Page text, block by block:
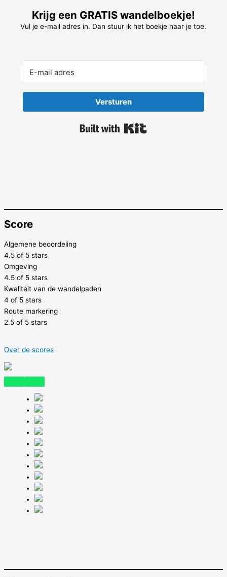
Krijg een GRATIS wandelboekje!
Vul je e-mail adres in. Dan stuur ik het boekje naar je toe.
Versturen
Score
Algemene beoordeling
4.5 of 5 stars
Omgeving
4.5 of 5 stars
Kwaliteit van de wandelpaden
4 of 5 stars
Route markering
2.5 of 5 stars
Over de scores